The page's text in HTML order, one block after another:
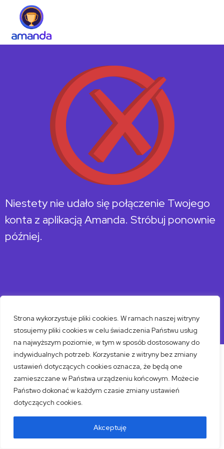
Strona wykorzystuje pliki cookies. W ramach naszej witryny
stosujemy pliki cookies w celu świadczenia Państwu usług
na najwyższym poziomie, w tym w sposób dostosowany do
indywidualnych potrzeb. Korzystanie z witryny bez zmiany
ustawień dotyczących cookies oznacza, że będą one
zamieszczane w Państwa urządzeniu końcowym. Możecie
Państwo dokonać w każdym czasie zmiany ustawień
dotyczących cookies.
Akceptuję
Niestety nie udało się połączenie Twojego
konta z aplikacją Amanda. Stróbuj ponownie
później.
Copyright © 2024 Primigenius sp. z o.o.
ul. Józefa Ignacego Kraszewskiego 1
85-240 Bydgoszcz